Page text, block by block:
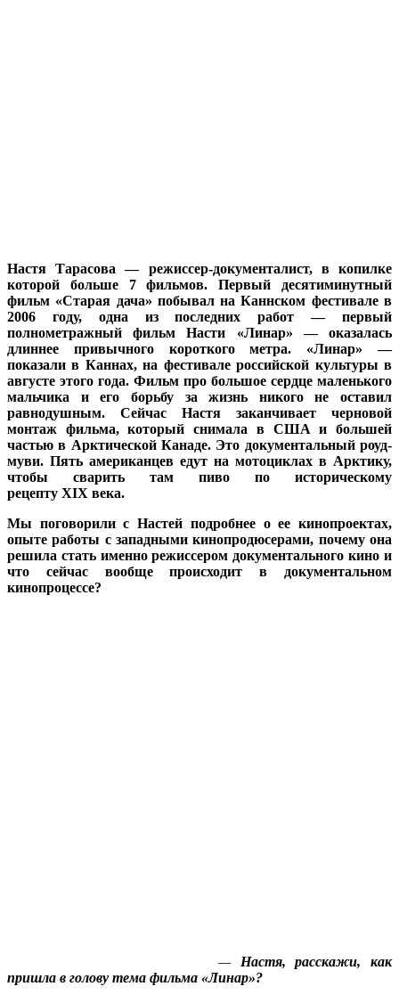
Настя Тарасова — режиссер-документалист, в копилке
которой больше 7 фильмов. Первый десятиминутный
фильм «Старая дача» побывал на Каннском фестивале в
2006 году, одна из последних работ — первый
полнометражный фильм Насти «Линар» — оказалась
длиннее привычного короткого метра. «Линар» —
показали в Каннах, на фестивале российской культуры в
августе этого года. Фильм про большое сердце маленького
мальчика и его борьбу за жизнь никого не оставил
равнодушным. Сейчас Настя заканчивает черновой
монтаж фильма, который снимала в США и большей
частью в Арктической Канаде. Это документальный роуд-
муви. Пять американцев едут на мотоциклах в Арктику,
чтобы сварить там пиво по историческому
рецепту XIX века.
Мы поговорили с Настей подробнее о ее кинопроектах,
опыте работы с западными кинопродюсерами, почему она
решила стать именно режиссером документального кино и
что сейчас вообще происходит в документальном
кинопроцессе?
— Настя, расскажи, как
пришла в голову тема фильма «Линар»?